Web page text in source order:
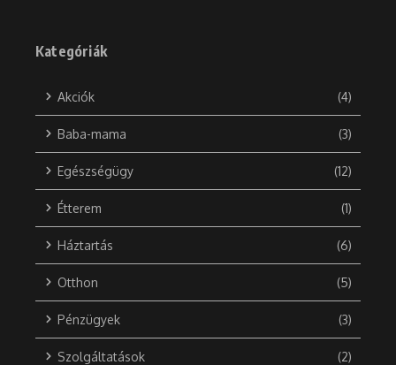
Kategóriák
Akciók (4)
Baba-mama (3)
Egészségügy (12)
Étterem (1)
Háztartás (6)
Otthon (5)
Pénzügyek (3)
Szolgáltatások (2)